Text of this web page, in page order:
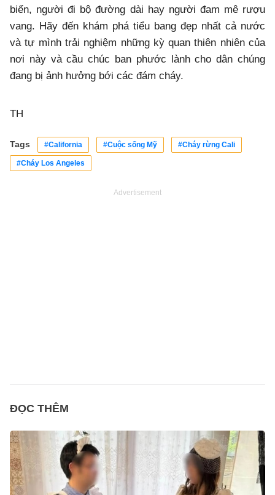
biển, người đi bộ đường dài hay người đam mê rượu
vang. Hãy đến khám phá tiểu bang đẹp nhất cả nước
và tự mình trải nghiệm những kỳ quan thiên nhiên của
nơi này và cầu chúc ban phước lành cho dân chúng
đang bị ảnh hưởng bới các đám cháy.
TH
Tags #California #Cuộc sống Mỹ #Cháy rừng Cali
#Cháy Los Angeles
Advertisement
ĐỌC THÊM